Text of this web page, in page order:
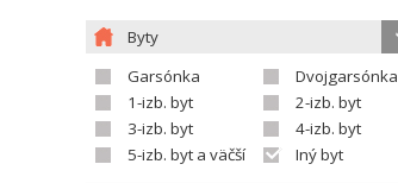
Byty
Garsónka
Dvojgarsónka
1-izb. byt
2-izb. byt
3-izb. byt
4-izb. byt
5-izb. byt a väčší
Iný byt